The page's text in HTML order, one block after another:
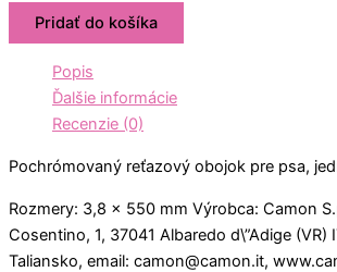
Pridať do košíka
Popis
Ďalšie informácie
Recenzie (0)
Pochrómovaný reťazový obojok pre psa,
Rozmery: 3,8 x 550 mm Výrobca: Camon
Cosentino, 1, 37041 Albaredo d\”Adige (VR)
Taliansko, email: camon@camon.it,